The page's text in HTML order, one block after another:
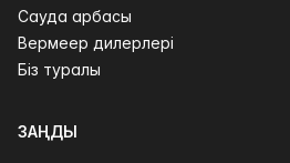
Сауда арбасы
Вермеер дилерлері
Біз туралы
ЗАҢДЫ